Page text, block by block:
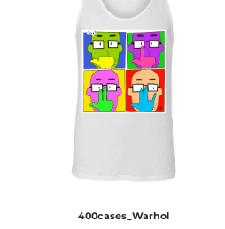
400cases_Warhol